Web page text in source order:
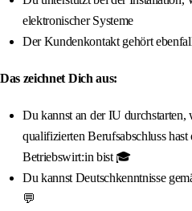
elektronischer Systeme
Der Kundenkontakt gehört
Das zeichnet Dich aus:
Du kannst an der IU
qualifizierten Berufsabschluss
Betriebswirt:in bist 🎓
Du kannst Deutschkenntnisse
💬